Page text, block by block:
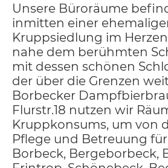
Unsere Büroräume
inmitten einer
Kruppsiedlung im
nahe dem berühmten
mit dessen schönen
der über die Grenzen
Borbecker
Flurstr.18 nutzen wir
Kruppkonsums, um von
Pflege und Betreuung
Borbeck, Bergeborbeck,